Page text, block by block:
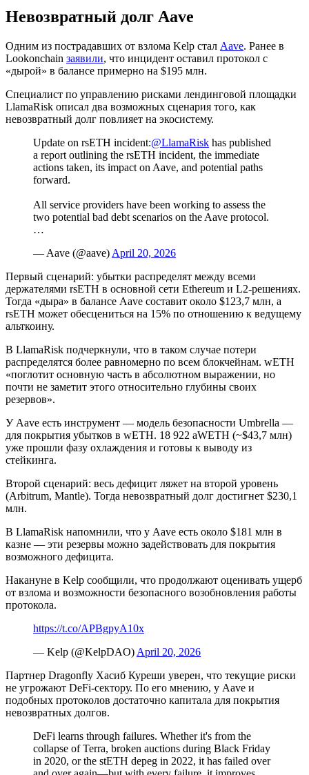
Невозвратный долг Aave
Одним из пострадавших от взлома Kelp стал Aave. Ранее в
Lookonchain заявили, что инцидент оставил протокол с
«дырой» в балансе примерно на $195 млн.
Специалист по управлению рисками лендинговой площадки
LlamaRisk описал два возможных сценария того, как
невозвратный долг повлияет на экосистему.
Update on rsETH incident:@LlamaRisk has published
a report outlining the rsETH incident, the immediate
actions taken, its impact on Aave, and potential paths
forward.
All service providers have been working to assess the
two potential bad debt scenarios on the Aave protocol.
…
— Aave (@aave) April 20, 2026
Первый сценарий: убытки распределят между всеми
держателями rsETH в основной сети Ethereum и L2-решениях.
Тогда «дыра» в балансе Aave составит около $123,7 млн, а
rsETH может обесцениться на 15% по отношению к ведущему
альткоину.
В LlamaRisk подчеркнули, что в таком случае потери
распределятся более равномерно по всем блокчейнам. wETH
«поглотит основную часть в абсолютном выражении, но
почти не заметит этого относительно глубины своих
резервов».
У Aave есть инструмент — модель безопасности Umbrella —
для покрытия убытков в wETH. 18 922 aWETH (~$43,7 млн)
уже прошли фазу охлаждения и готовы к выводу из
стейкинга.
Второй сценарий: весь дефицит ляжет на второй уровень
(Arbitrum, Mantle). Тогда невозвратный долг достигнет $230,1
млн.
В LlamaRisk напомнили, что у Aave есть около $181 млн в
казне — эти резервы можно задействовать для покрытия
возможного дефицита.
Накануне в Kelp сообщили, что продолжают оценивать ущерб
от взлома и возможности безопасного возобновления работы
протокола.
https://t.co/APBgpyA10x
— Kelp (@KelpDAO) April 20, 2026
Партнер Dragonfly Хасиб Куреши уверен, что текущие риски
не угрожают DeFi-сектору. По его мнению, у Aave и
подобных протоколов достаточно капитала для покрытия
невозвратных долгов.
DeFi learns through failures. Whether it's from the
collapse of Terra, broken auctions during Black Friday
in 2020, or the stETH depeg in 2022, it has failed over